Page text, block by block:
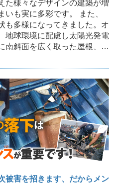
た様々なデザインの建築が増
いも実に多彩です。 また、
も多様になってきました。オ
地球環境に配慮し太陽光発電
南斜面を広く取った屋根、…
被害を招きます、だからメン